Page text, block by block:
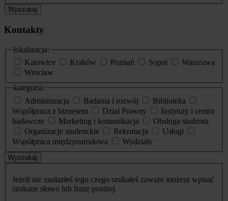
Wyszukaj
Kontakty
lokalizacja:
Katowice
Kraków Poznań Sopot
Warszawa
Wrocław
kategoria:
Administracja
Badania i rozwój
Biblioteka
Współpraca z biznesem
Dział Prawny
Instytuty i centra
badawcze
Marketing i komunikacja
Obsługa studenta
Organizacje studenckie
Rekrutacja
Usługi
Współpraca międzynarodowa
Wydziały
Wyszukaj
Jeżeli nie znalazłeś tego czego szukałeś zawsze możesz wpisać
szukane słowo lub frazę poniżej